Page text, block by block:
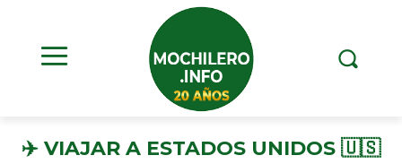
✈️ VIAJAR A ESTADOS UNIDOS 🇺🇸